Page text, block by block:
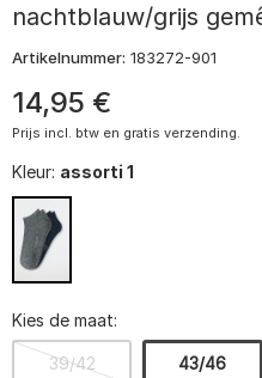
nachtblauw/grijs
Artikelnummer: 183272-901
14,95 €
Prijs incl. btw en gratis verzending.
Kleur: assorti 1
Kies de maat:
39/42 43/46